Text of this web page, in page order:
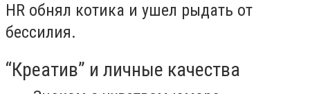
HR обнял котика и ушел рыдать от
бессилия.
“Креатив” и личные качества